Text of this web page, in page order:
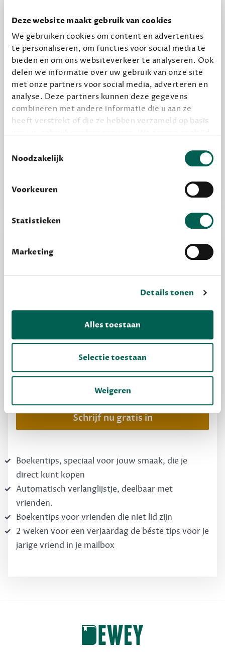
Deze website maakt gebruik van cookies
We gebruiken cookies om content en advertenties
te personaliseren, om functies voor social media te
bieden en om ons websiteverkeer te analyseren. Ook
delen we informatie over uw gebruik van onze site
met onze partners voor social media, adverteren en
analyse. Deze partners kunnen deze gegevens
combineren met andere informatie die u aan ze
heeft verstrekt of die ze hebben verzameld op basis
grondslag gebeurt, en er niet onnodig data van je
wordt verwerkt. Gevoelige persoonsgegevens delen
Noodzakelijk
Voorkeuren
Statistieken
Marketing
Details tonen
Alles toestaan
Selectie toestaan
Weigeren
Een originele manier om je reading challenge te
halen.
12,50 per maand, incl. verzending
Geef cadeau
per jaar
kijken of het zou bevallen (maar dit hoeft niet)
MAAK GRATIS KENNIS
Dewey Free
Krijg boekentips, persoonlijk voor jou en je
Schrijf nu gratis in
Boekentips, speciaal voor jouw smaak, die je
direct kunt kopen
Automatisch verlanglijstje, deelbaar met
vrienden.
Boekentips voor vrienden die niet lid zijn
2 weken voor een verjaardag de béste tips voor je
jarige vriend in je mailbox